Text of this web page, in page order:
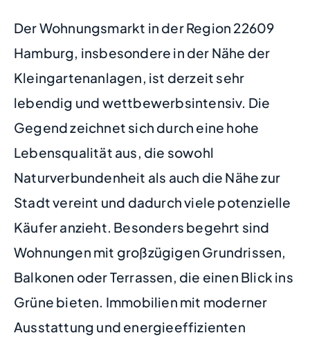
Der Wohnungsmarkt in der Region 22609
Hamburg, insbesondere in der Nähe der
Kleingartenanlagen, ist derzeit sehr
lebendig und wettbewerbsintensiv. Die
Gegend zeichnet sich durch eine hohe
Lebensqualität aus, die sowohl
Naturverbundenheit als auch die Nähe zur
Stadt vereint und dadurch viele potenzielle
Käufer anzieht. Besonders begehrt sind
Wohnungen mit großzügigen Grundrissen,
Balkonen oder Terrassen, die einen Blick ins
Grüne bieten. Immobilien mit moderner
Ausstattung und energieeffizienten